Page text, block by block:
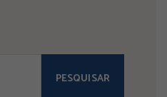
PESQUISAR